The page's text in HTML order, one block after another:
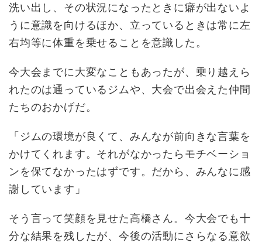
洗い出し、その状況になったときに癖が出ないよ
うに意識を向けるほか、立っているときは常に左
右均等に体重を乗せることを意識した。
今大会までに大変なこともあったが、乗り越えら
れたのは通っているジムや、大会で出会えた仲間
たちのおかげだ。
「ジムの環境が良くて、みんなが前向きな言葉を
かけてくれます。それがなかったらモチベーショ
ンを保てなかったはずです。だから、みんなに感
謝しています」
そう言って笑顔を見せた高橋さん。今大会でも十
分な結果を残したが、今後の活動にさらなる意欲